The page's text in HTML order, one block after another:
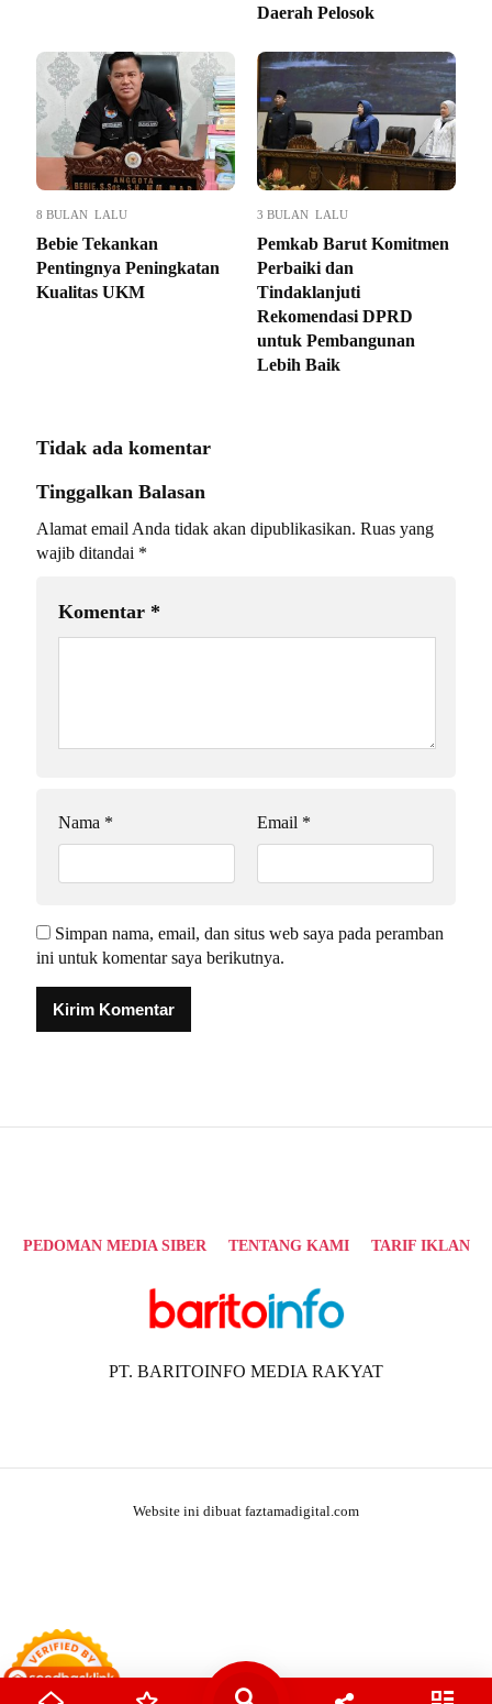
Daerah Pelosok
8 BULAN LALU
Bebie Tekankan
Pentingnya Peningkatan
Kualitas UKM
3 BULAN LALU
Pemkab Barut Komitmen
Perbaiki dan
Tindaklanjuti
Rekomendasi DPRD
untuk Pembangunan
Lebih Baik
Tidak ada komentar
Tinggalkan Balasan
Alamat email Anda tidak akan dipublikasikan. Ruas yang
wajib ditandai *
Komentar *
Nama * Email *
Simpan nama, email, dan situs web saya pada peramban
ini untuk komentar saya berikutnya.
PEDOMAN MEDIA SIBER TENTANG KAMI TARIF IKLAN
PT. BARITOINFO MEDIA RAKYAT
Website ini dibuat faztamadigital.com